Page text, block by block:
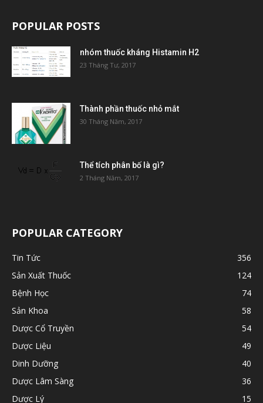
POPULAR POSTS
nhóm thuốc kháng Histamin H2
23 Tháng Tư, 2017
Thành phần thuốc nhỏ mắt
30 Tháng Năm, 2017
Thể tích phân bố là gì?
2 Tháng Năm, 2017
POPULAR CATEGORY
Tin Tức
356
Sản Xuất Thuốc
124
Bệnh Học
74
Sản Khoa
58
Dược Cổ Truyền
54
Dược Liệu
49
Dinh Dưỡng
40
Dược Lâm Sàng
36
Dược Lý
15